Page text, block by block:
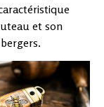
et son